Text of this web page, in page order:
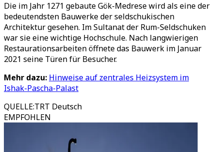
Die im Jahr 1271 gebaute Gök-Medrese wird als eine der
bedeutendsten Bauwerke der seldschukischen
Architektur gesehen. Im Sultanat der Rum-Seldschuken
war sie eine wichtige Hochschule. Nach langwierigen
Restaurationsarbeiten öffnete das Bauwerk im Januar
2021 seine Türen für Besucher.
Mehr dazu: Hinweise auf zentrales Heizsystem im
Ishak-Pascha-Palast
QUELLE:TRT Deutsch
EMPFOHLEN